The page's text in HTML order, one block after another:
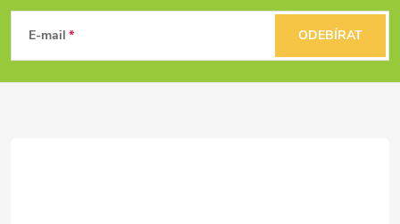
p
E-mail ODEBÍRAT